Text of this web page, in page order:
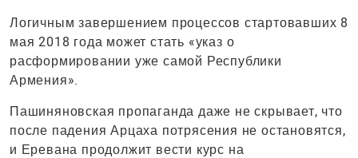
Логичным завершением процессов стартовавших 8
мая 2018 года может стать «указ о
расформировании уже самой Республики
Армения».
Пашиняновская пропаганда даже не скрывает, что
после падения Арцаха потрясения не остановятся,
и Еревана продолжит вести курс на